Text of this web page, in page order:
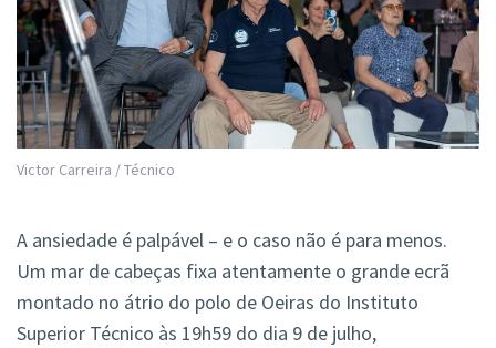
Victor Carreira / Técnico
A ansiedade é palpável – e o caso não é para menos.
Um mar de cabeças fixa atentamente o grande ecrã
montado no átrio do polo de Oeiras do Instituto
Superior Técnico às 19h59 do dia 9 de julho,